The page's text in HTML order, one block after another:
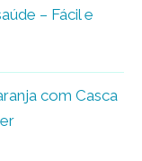
– Fácil e
com Casca